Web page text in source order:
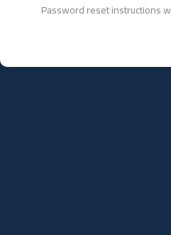
Password reset instructions